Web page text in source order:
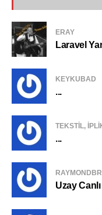
ERAY
Laravel
KEYKUBAD
...
TEKSTIL,
...
Uzay Canlı